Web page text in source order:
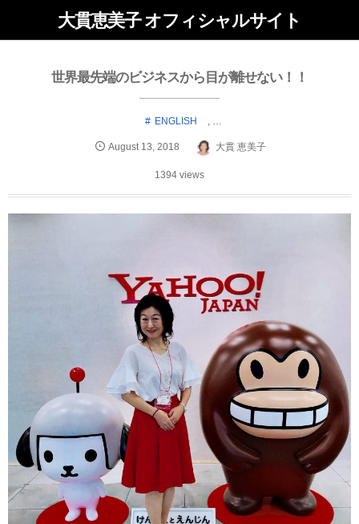
大貫恵美子 オフィシャルサイト
世界最先端のビジネスから目が離せない！！
ENGLISH
August 13 2018 大貫 恵美子
1394 views